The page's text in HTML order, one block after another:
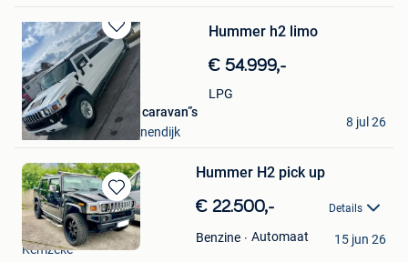
Bewaren
in
Mijn
Favorieten
Hummer h2 limo
€ 54.999,-
LPG
A.E.S motorhomes & caravan”s
Aarschot + Deel Begijnendijk
8 jul 26
Bewaren
in
Mijn
Favorieten
Hummer H2 pick up
€ 22.500,- Details
Benzine Automaat
Sanny
Kemzeke
15 jun 26